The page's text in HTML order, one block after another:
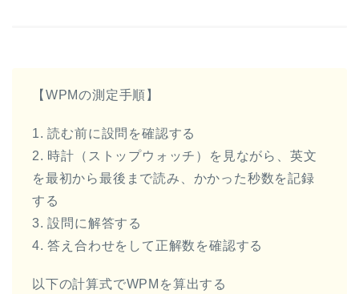
【WPMの測定手順】
1. 読む前に設問を確認する
2. 時計（ストップウォッチ）を見ながら、英文
を最初から最後まで読み、かかった秒数を記録
する
3. 設問に解答する
4. 答え合わせをして正解数を確認する
以下の計算式でWPMを算出する